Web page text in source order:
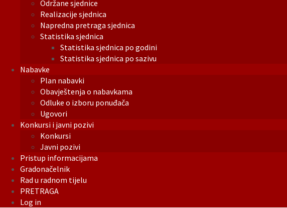
Održane sjednice
Realizacije sjednica
Napredna pretraga sjednica
Statistika sjednica
Statistika sjednica po godini
Statistika sjednica po sazivu
Nabavke
Plan nabavki
Obavještenja o nabavkama
Odluke o izboru ponuđača
Ugovori
Konkursi i javni pozivi
Konkursi
Javni pozivi
Pristup informacijama
Gradonačelnik
Rad u radnom tijelu
PRETRAGA
Log in